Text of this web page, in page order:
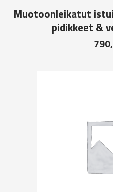
Muotoonleikatut
pidikkeet &